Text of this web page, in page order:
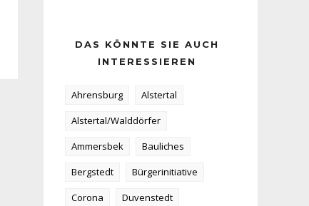
DAS KÖNNTE SIE AUCH
INTERESSIEREN
Ahrensburg
Alstertal
Alstertal/Walddörfer
Ammersbek
Bauliches
Bergstedt
Bürgerinitiative
Corona
Duvenstedt